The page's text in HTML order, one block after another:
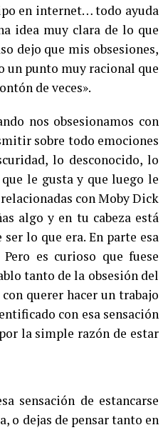
en internet… todo ayuda
idea muy clara de lo que
dejo que mis obsesiones,
un punto muy racional que
de veces».
nos obsesionamos con
sobre todo emociones
lo desconocido, lo
le gusta y que luego le
con Moby Dick
algo y en tu cabeza está
lo que era. En parte esa
es curioso que fuese
tanto de la obsesión del
querer hacer un trabajo
con esa sensación
la simple razón de estar
sensación de estancarse
o dejas de pensar tanto en